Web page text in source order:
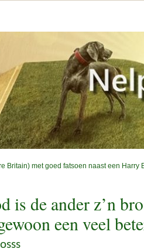
Britain) met goed fatsoen naast een
is de ander z’n
een veel